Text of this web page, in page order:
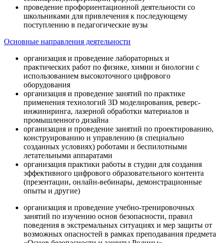
проведение профориентационной деятельности со
школьниками для привлечения к последующему
поступлению в педагогические вузы
Основные направления деятельности
организация и проведение лабораторных и
практических работ по физике, химии и биологии с
использованием высокоточного цифрового
оборудования
организация и проведение занятий по практике
применения технологий 3D моделирования, реверс-
инжиниринга, лазерной обработки материалов и
промышленного дизайна
организация и проведение занятий по проектированию,
конструированию и управлению (в специально
созданных условиях) роботами и беспилотными
летательными аппаратами
организация практики работы в студии для создания
эффективного цифрового образовательного контента
(презентации, онлайн-вебинары, демонстрационные
опыты и другие)
организация и проведение учебно-тренировочных
занятий по изучению основ безопасности, правил
поведения в экстремальных ситуациях и мер защиты от
возможных опасностей в рамках преподавания предмета